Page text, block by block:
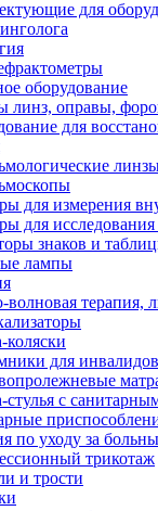
для
оборудование
линз, оправы,
для
для измерения
для исследования
знаков и
лампы
волновая терапия,
коляски
для инвалидов
стулья с
по уходу за
трикотаж
и трости